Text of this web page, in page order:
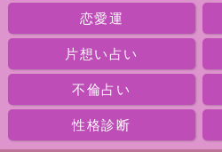
恋愛運
片想い占い
不倫占い
性格診断